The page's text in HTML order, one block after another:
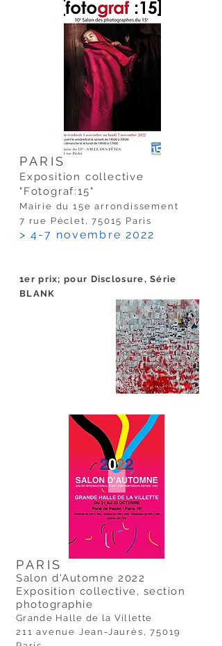
PARIS
Exposition collective
"Fotograf:15"
Mairie du 15e arrondissement
7 rue Péclet, 75015 Paris
> 4-7 novembre 2022
1er prix; pour Disclosure, Série
BLANK
PARIS
Salon d'Automne 2022
Exposition collective, section
photographie
Grande Halle de la Villette
211 avenue Jean-Jaurès, 75019